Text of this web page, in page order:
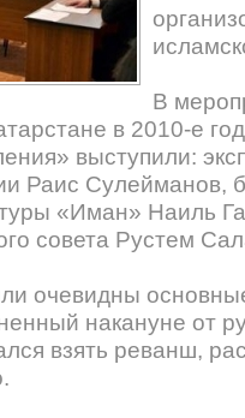
В
в 2010-е
выступили:
Раис Сулейманов,
«Иман» Наиль
совета Рустем
очевидны
накануне от
взять реванш,